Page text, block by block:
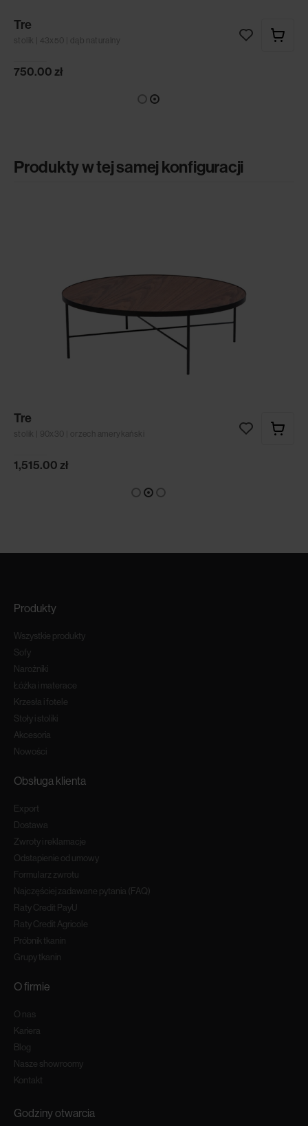
Tre
stolik | 43x50 | dąb naturalny
750.00 zł
Produkty w tej samej konfiguracji
Tre
stolik | 90x30 | orzech amerykański
1,515.00 zł
Produkty
Wszystkie produkty
Sofy
Narożniki
Łóżka i materace
Krzesła i fotele
Stoły i stoliki
Akcesoria
Nowości
Obsługa klienta
Export
Dostawa
Zwroty i reklamacje
Odstapienie od umowy
Formularz zwrotu
Najczęściej zadawane pytania (FAQ)
Raty Credit PayU
Raty Credit Agricole
Próbnik tkanin
Grupy tkanin
O firmie
O nas
Kariera
Blog
Nasze showroomy
Kontakt
Godziny otwarcia